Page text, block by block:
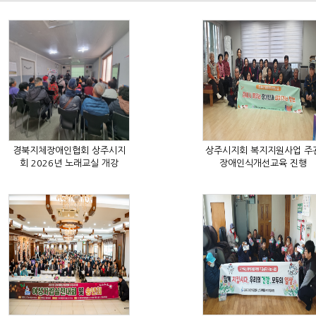
회 2026년 노래교실 개강 장애인식개선교육 진행